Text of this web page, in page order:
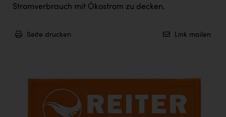
Stromverbrauch mit Ökostrom zu decken.
Seite drucken Link mailen